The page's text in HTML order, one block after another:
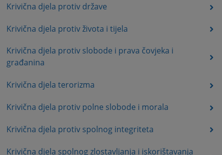
Krivična djela protiv države
Krivična djela protiv života i tijela
Krivična djela protiv slobode i prava čovjeka i
građanina
Krivična djela terorizma
Krivična djela protiv polne slobode i morala
Krivična djela protiv spolnog integriteta
Krivična djela spolnog zlostavljanja i iskorištavanja